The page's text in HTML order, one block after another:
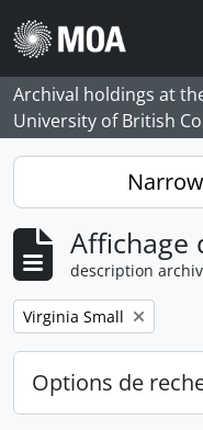
Skip to main content
Archival holdings at
University of British
Affichage
description
Remove filter:
Virginia Small
Options de